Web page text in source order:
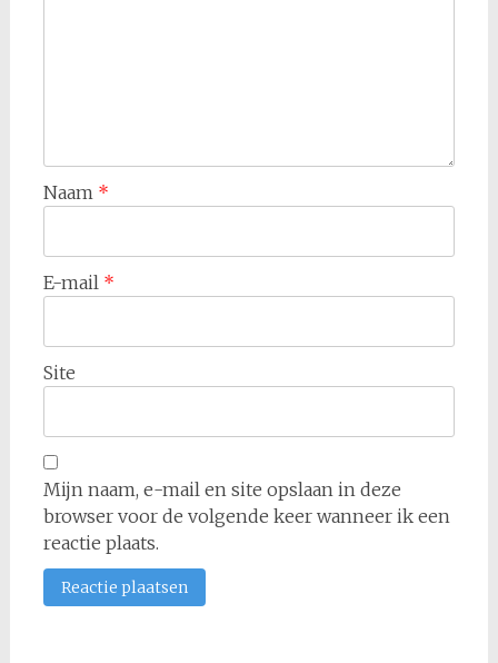
Naam *
E-mail *
Site
Mijn naam, e-mail en site opslaan in deze
browser voor de volgende keer wanneer ik een
reactie plaats.